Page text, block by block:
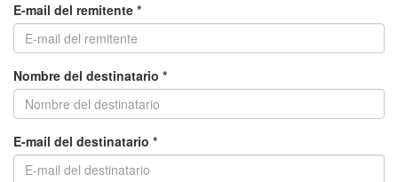
E-mail del remitente *
Nombre del destinatario *
E-mail del destinatario *